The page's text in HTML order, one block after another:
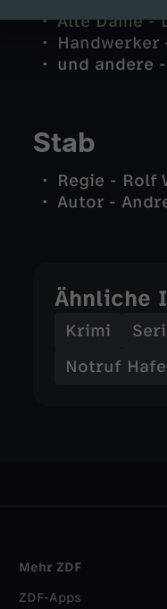
Alte Dame -
Handwerker
und andere -
Stab
Regie - Rolf
Autor -
Ähnliche
Krimi
Notruf
Mehr ZDF
ZDF-Apps